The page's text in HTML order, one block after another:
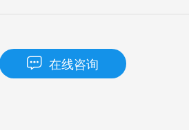
 在线咨询